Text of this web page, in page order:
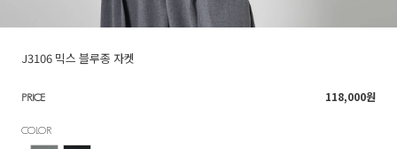
J3106 믹스 블루종 자켓
PRICE 118,000원
COLOR